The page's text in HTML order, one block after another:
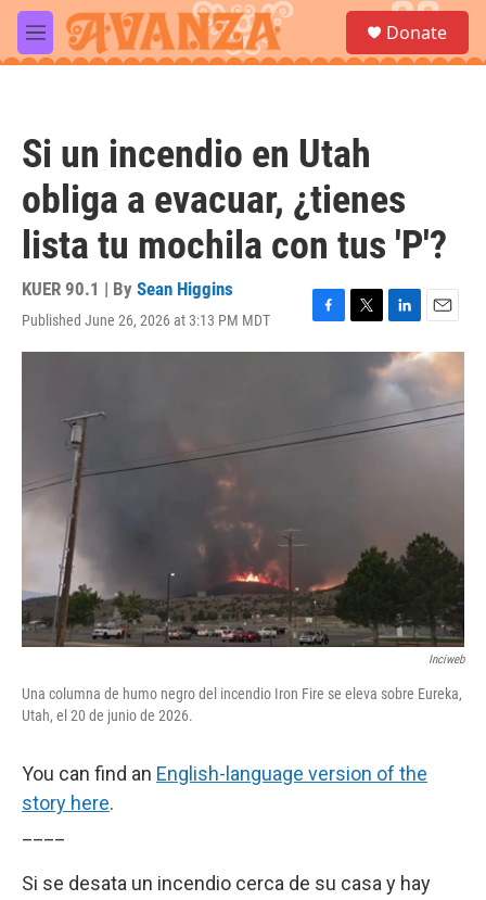
Skip to main content
M
e
a
Donate
Si un incendio en Utah
obliga a evacuar, ¿tienes
lista tu mochila con tus 'P'?
KUER 90.1 | By Sean Higgins
Published June 26, 2026 at 3:13 PM MDT
F
a
o
T
w
e
L
i
n
k
e
d
E
m
a
l
Inciweb
Una columna de humo negro del incendio Iron Fire se eleva sobre Eureka,
Utah, el 20 de junio de 2026.
You can find an English-language version of the
story here.
Si se desata un incendio cerca de su casa y hay